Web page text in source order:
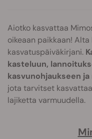
Aiotko kasvattaa
oikeaan paikkaan!
kasvatuspäiväkirjani.
kasteluun,
kasvunohjaukseen ja
jota tarvitset
lajiketta varmuudella.